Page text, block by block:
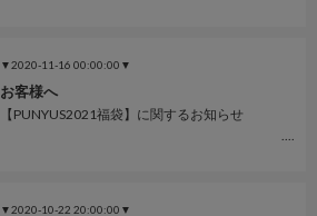
▼2020-11-16 00:00:00▼
お客様へ
【PUNYUS2021福袋】に関するお知らせ
▼2020-10-22 20:00:00▼